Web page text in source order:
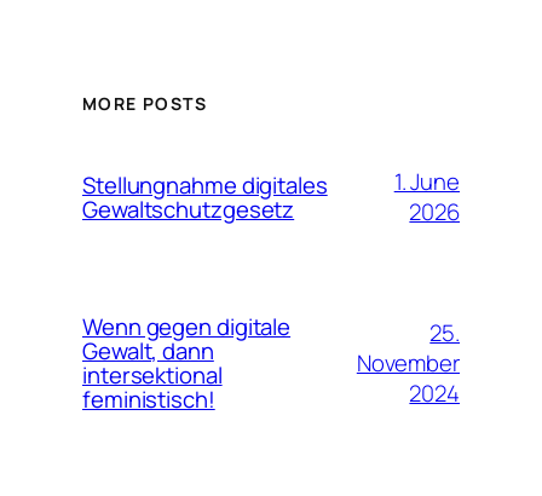
MORE POSTS
Stellungnahme digitales
Gewaltschutzgesetz
1. June
2026
Wenn gegen digitale
Gewalt, dann
intersektional
feministisch!
25.
November
2024